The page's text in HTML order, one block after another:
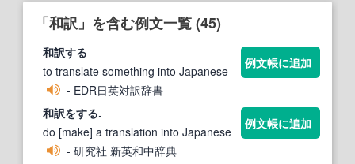
「和訳」を含む例文一覧 (45)
和訳する
to translate something into Japanese
- EDR日英対訳辞書
例文帳に追加
和訳をする.
do [make] a translation into Japanese
- 研究社 新英和中辞典
例文帳に追加